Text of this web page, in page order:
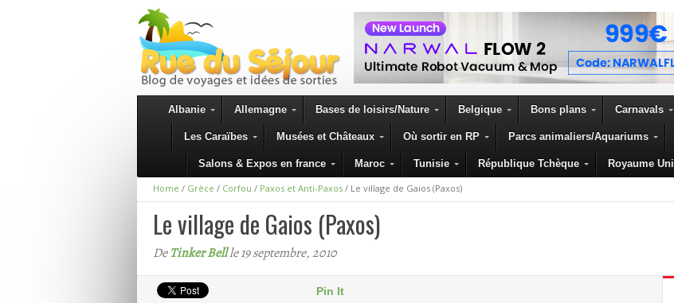
Albanie Allemagne Bases de loisirs/Nature Belgique Bons plans Carnavals
Les Caraïbes Musées et Châteaux Où sortir en RP Parcs animaliers/Aquariums
Salons & Expos en france Maroc Tunisie République Tchèque Royaume Uni
Home / Grèce / Corfou / Paxos et Anti-Paxos / Le village de Gaios (Paxos)
Le village de Gaios (Paxos)
DeTinker Bellle 19 septembre, 2010
Pin It